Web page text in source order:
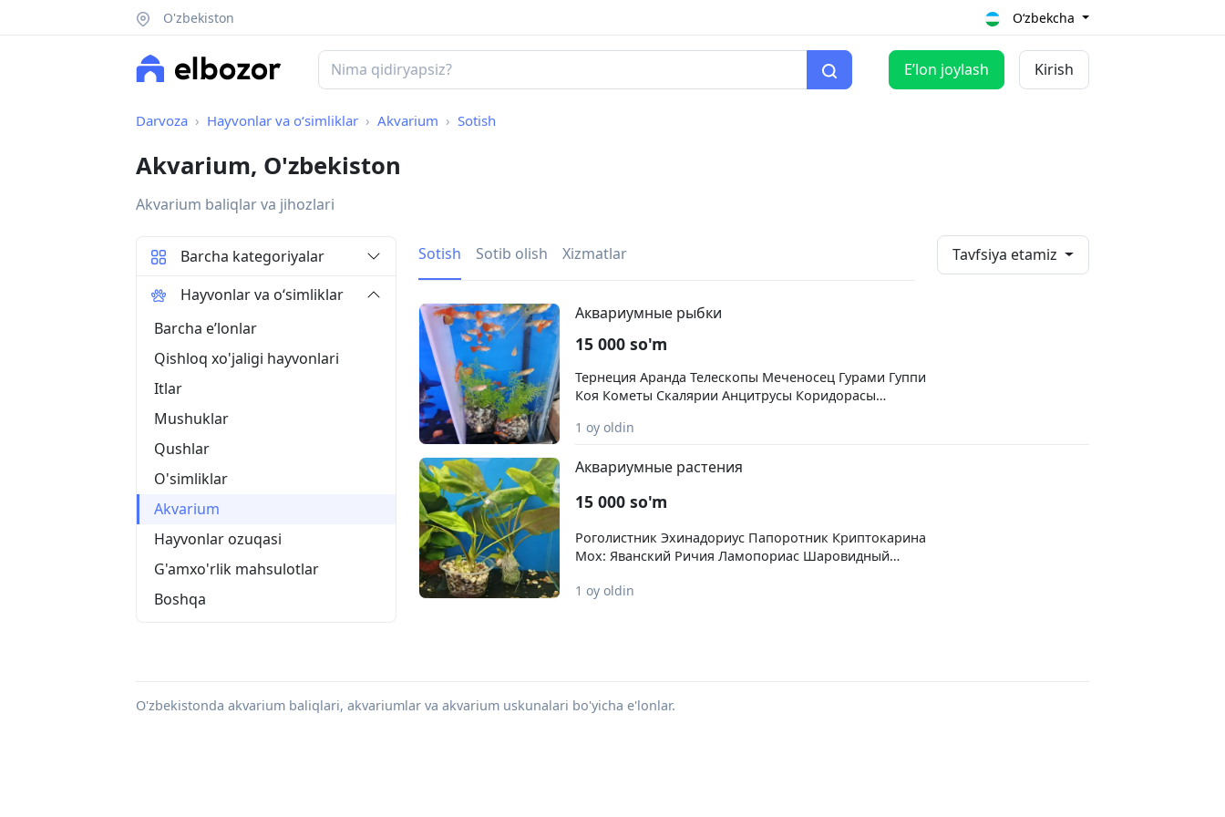
O'zbekiston O‘zbekcha
Eʼlon joylash Kirish
Darvoza Hayvonlar va o‘simliklar Akvarium Sotish
Akvarium, O'zbekiston
Akvarium baliqlar va jihozlari
Sotish Sotib olish Xizmatlar Tavfsiya etamiz
Аквариумные рыбки
15 000 so'm
Тернеция Аранда Телескопы Меченосец Гурами Гуппи
Коя Кометы Скалярии Анцитрусы Коридорасы
Оранжевые
1 oy oldin
Аквариумные растения
15 000 so'm
Роголистник Эхинадориус Папоротник Криптокарина
Мох: Яванский Ричия Ламопориас Шаровидный
1 oy oldin
Barcha kategoriyalar
Hayvonlar va o‘simliklar
Barcha eʼlonlar
Qishloq xo'jaligi hayvonlari
Itlar
Mushuklar
Qushlar
O'simliklar
Akvarium
Hayvonlar ozuqasi
G'amxo'rlik mahsulotlar
Boshqa
O'zbekistonda akvarium baliqlari, akvariumlar va akvarium uskunalari bo'yicha e'lonlar.